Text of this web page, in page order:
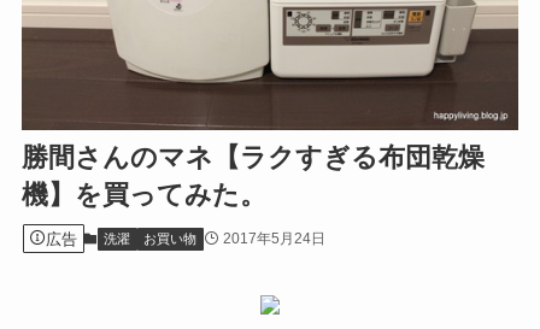
勝間さんのマネ【ラクすぎる布団乾燥
機】を買ってみた。
広告 洗濯 お買い物 2017年5月24日